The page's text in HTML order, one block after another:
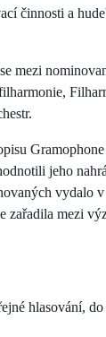
činnosti a
mezi
jeho
vydalo
zařadila mezi
hlasování, do